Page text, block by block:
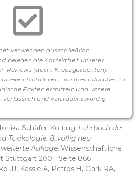
verwenden ausschließlich
belegen die Korrektheit unserer
Reviews (auch: Kreuzgutachten).
Richtlinien, um mehr darüber zu
Fakten ermitteln und unsere
verlässlich und vertrauenswürdig
Schäfer-Korting: Lehrbuch der
Toxikologie. 8.,völlig neu
Auflage. Wissenschaftliche
Stuttgart 2001. Seite 866.
JJ, Kassie A, Petros H, Clark RA,